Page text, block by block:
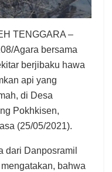
TENGGARA –
Agara bersama
berjibaku hawa
api yang
di Desa
Pokhkisen,
(25/05/2021).
dari Danposramil
bahwa